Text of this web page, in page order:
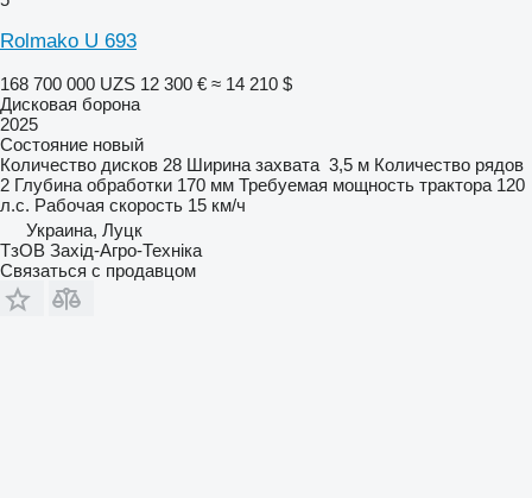
Rolmako U 693
168 700 000 UZS 12 300 € ≈ 14 210 $
Дисковая борона
2025
Состояние новый
Количество дисков 28 Ширина захвата 3,5 м Количество рядов
2 Глубина обработки 170 мм Требуемая мощность трактора 120
л.с. Рабочая скорость 15 км/ч
Украина, Луцк
ТзОВ Захід-Агро-Техніка
Связаться с продавцом